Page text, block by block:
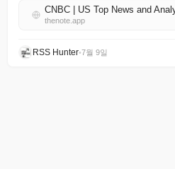
CNBC | US Top News and
thenote.app
RSS Hunter•7월 9일